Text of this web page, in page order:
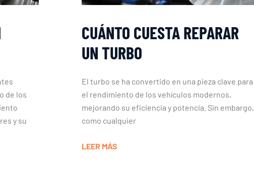
de los
y su
CUÁNTO CUESTA REPARAR
UN TURBO
El turbo se ha convertido en una pieza clave para
el rendimiento de los vehículos modernos,
mejorando su eficiencia y potencia. Sin embargo,
como cualquier
LEER MÁS